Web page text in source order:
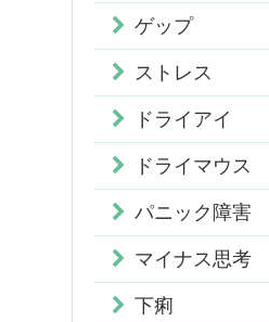
ゲップ
ストレス
ドライアイ
ドライマウス
パニック障害
マイナス思考
下痢